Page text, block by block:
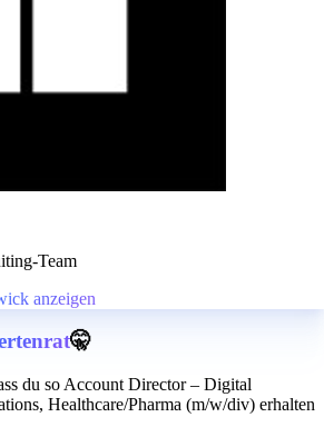
Team
anzeigen
🤫
du so Account Director – Digital
Healthcare/Pharma (m/w/div) erhalten